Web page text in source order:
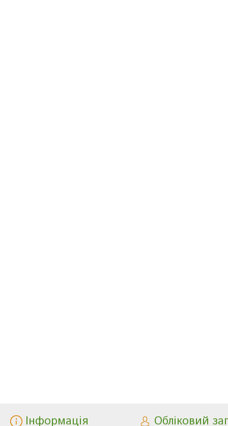
Інформація Обліковий